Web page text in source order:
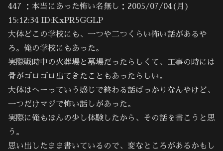
447 ：本当にあった怖い名無し：2005/07/04(月)
15:12:34 ID:KxPR5GGLP
大体どこの学校にも、一つや二つくらい怖い話があるや
ろ。俺の学校にもあった。
実際戦時中の火葬場と墓場だったらしくて、工事の時には
骨がゴロゴロ出てきたこともあったらしい。
大体はへーっていう感じで終わる話ばっかりなんやけど、
一つだけマジで怖い話しがあった。
実際に俺もほんの少し体験したから、その話を書こうと思
う。
思い出したまま書いているので、変なところがあるかもし